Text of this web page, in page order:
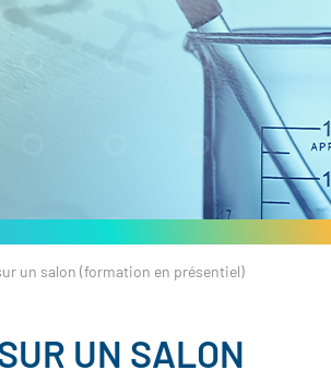
un salon (formation en présentiel)
UN SALON